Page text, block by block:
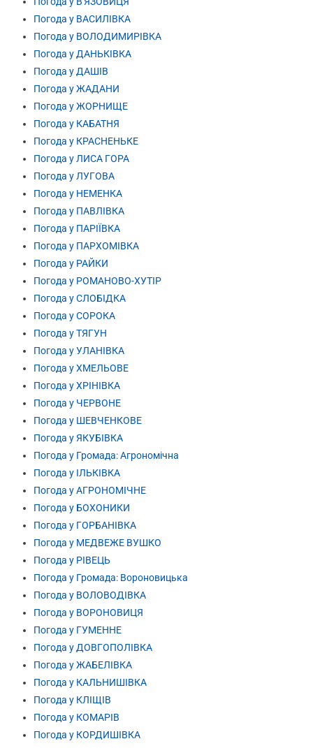
Погода у ВАСИЛІВКА
Погода у ВОЛОДИМИРІВКА
Погода у ДАНЬКІВКА
Погода у ДАШІВ
Погода у ЖАДАНИ
Погода у ЖОРНИЩЕ
Погода у КАБАТНЯ
Погода у КРАСНЕНЬКЕ
Погода у ЛИСА ГОРА
Погода у ЛУГОВА
Погода у НЕМЕНКА
Погода у ПАВЛІВКА
Погода у ПАРІЇВКА
Погода у ПАРХОМІВКА
Погода у РАЙКИ
Погода у РОМАНОВО-ХУТІР
Погода у СЛОБІДКА
Погода у СОРОКА
Погода у ТЯГУН
Погода у УЛАНІВКА
Погода у ХМЕЛЬОВЕ
Погода у ХРІНІВКА
Погода у ЧЕРВОНЕ
Погода у ШЕВЧЕНКОВЕ
Погода у ЯКУБІВКА
Погода у Громада: Агрономічна
Погода у ІЛЬКІВКА
Погода у АГРОНОМІЧНЕ
Погода у БОХОНИКИ
Погода у ГОРБАНІВКА
Погода у МЕДВЕЖЕ ВУШКО
Погода у РІВЕЦЬ
Погода у Громада: Вороновицька
Погода у ВОЛОВОДІВКА
Погода у ВОРОНОВИЦЯ
Погода у ГУМЕННЕ
Погода у ДОВГОПОЛІВКА
Погода у ЖАБЕЛІВКА
Погода у КАЛЬНИШІВКА
Погода у КЛІЩІВ
Погода у КОМАРІВ
Погода у КОРДИШІВКА